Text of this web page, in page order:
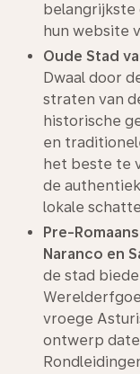
hun website
Oude Stad
Dwaal door
straten van
historische
en
het beste te
de
lokale
Pre-
Naranco en
de stad
vroege
ontwerp